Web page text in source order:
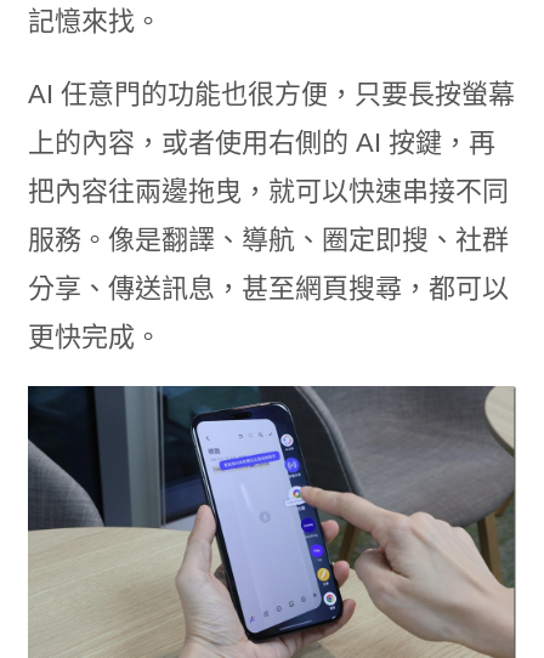
記憶來找。
AI 任意門的功能也很方便，只要長按螢幕
上的內容，或者使用右側的 AI 按鍵，再
把內容往兩邊拖曳，就可以快速串接不同
服務。像是翻譯、導航、圈定即搜、社群
分享、傳送訊息，甚至網頁搜尋，都可以
更快完成。